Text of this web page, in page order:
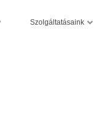
Szolgáltatásaink